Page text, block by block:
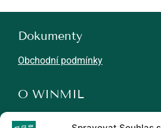
Dokumenty
Obchodní podmínky
O WINMIL
Novinky